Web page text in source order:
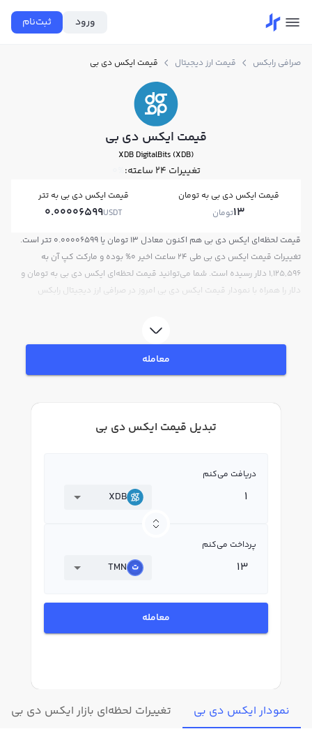
ورود ثبت‌نام
صرافی رابکس قیمت ارز دیجیتال قیمت ایکس دی بی
قیمت ایکس دی بی
XDB DigitalBits (XDB)
تغییرات ۲۴ ساعته: 0%
قیمت ایکس دی بی به تومان
13تومان
قیمت ایکس دی بی به تتر
0.00006599USDT
قیمت لحظه‌ای ایکس دی بی هم اکنون معادل 13 تومان یا 0.00006599 تتر است.
تغییرات قیمت ایکس دی بی طی 24 ساعت اخیر 0% بوده و مارکت کپ آن به
1,125,596 دلار رسیده است. شما می‌توانید قیمت لحظه‌ای ایکس دی بی به تومان و
دلار را همراه با نمودار قیمت ایکس دی بی امروز در صرافی ارز دیجیتال رابکس
معامله
تبدیل قیمت ایکس دی بی
دریافت می‌کنم
XDB
پرداخت می‌کنم
TMN
معامله
نمودار ایکس دی بی تغییرات لحظه‌ای بازار ایکس دی بی